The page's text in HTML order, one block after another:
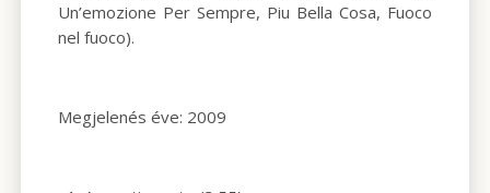
Un’emozione Per Sempre, Piu Bella Cosa, Fuoco
nel fuoco).
Megjelenés éve: 2009